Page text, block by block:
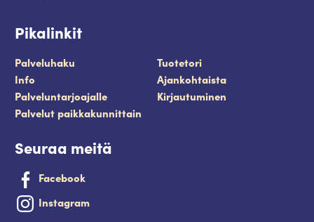
Pikalinkit
Palveluhaku
Tuotetori
Info
Ajankohtaista
Palveluntarjoajalle
Kirjautuminen
Palvelut paikkakunnittain
Seuraa meitä
Facebook
Instagram